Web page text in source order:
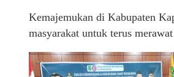
Kemajemukan di Kabupaten
masyarakat untuk terus